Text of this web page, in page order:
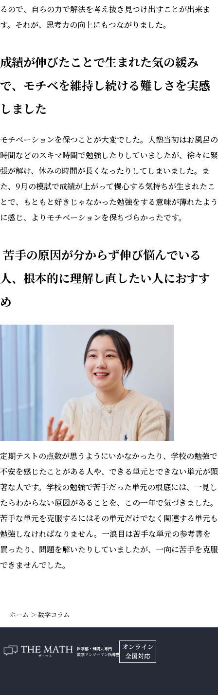
るので、自らの力で解法を考え抜き見つけ出すことが出来ま
す。それが、思考力の向上にもつながりました。
成績が伸びたことで生まれた気の緩み
で、モチベを維持し続ける難しさを実感
しました
モチベーションを保つことが大変でした。入塾当初はお風呂の
時間などのスキマ時間で勉強したりしていましたが、徐々に緊
張が解け、休みの時間が長くなったりしてしまいました。ま
た、9月の模試で成績が上がって慢心する気持ちが生まれたこ
とで、もともと好きじゃなかった勉強をする意味が薄れたよう
に感じ、よりモチベーションを保ちづらかったです。
苦手の原因が分からず伸び悩んでいる
人、根本的に理解し直したい人におすす
め
定期テストの点数が思うようにいかなかったり、学校の勉強で
不安を感じたことがある人や、できる単元とできない単元が顕
著な人です。学校の勉強で苦手だった単元の根底には、一見し
たらわからない原因があることを、この一年で気づきました。
苦手な単元を克服するにはその単元だけでなく関連する単元も
勉強しなければなりません。一浪目は苦手な単元の参考書を
買ったり、問題を解いたりしていましたが、一向に苦手を克服
できませんでした。
ホーム ＞ 数学コラム
医学部・難関大専門
数学マンツーマン指導塾
オンライン
全国対応